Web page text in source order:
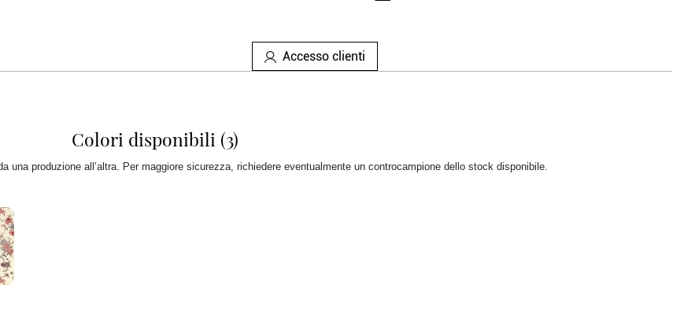
Accesso clienti
Colori disponibili (3)
una produzione all’altra. Per maggiore sicurezza, richiedere eventualmente un controcampione dello stock disponibile.